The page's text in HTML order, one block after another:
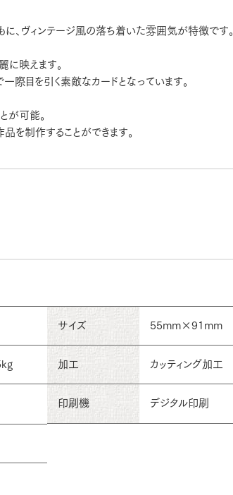
、ヴィンテージ風の落ち着いた雰囲気が特徴です。
に映えます。
際目を引く素敵なカードとなっています。
が可能。
を制作することができます。
サイズ 55mm×91mm
加工 カッティング加工
印刷機 デジタル印刷